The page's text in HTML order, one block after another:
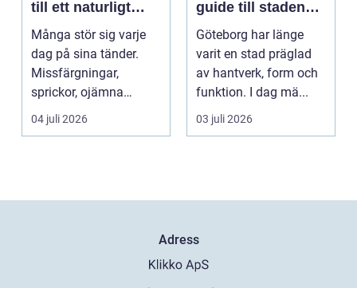
till ett naturligt
vackert leende
Många stör sig varje
dag på sina tänder.
Missfärgningar,
sprickor, ojämna
kanter eller en sned
tandr...
04 juli 2026
guide till stadens
textila möjligheter
Göteborg har länge
varit en stad präglad
av hantverk, form och
funktion. I dag mä...
03 juli 2026
Adress